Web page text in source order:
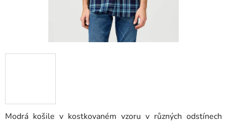
Modrá košile v kostkovaném vzoru v různých odstínech